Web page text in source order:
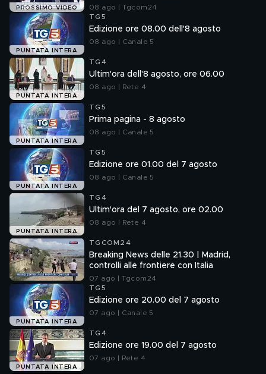
PROSSIMO VIDEO 08 ago | Tgcom24
PUNTATA INTERA
TG5
Edizione ore 08.00 dell'8 agosto
08 ago | Canale 5
PUNTATA INTERA
TG4
Ultim'ora dell'8 agosto, ore 06.00
08 ago | Rete 4
PUNTATA INTERA
TG5
Prima pagina - 8 agosto
08 ago | Canale 5
PUNTATA INTERA
TG5
Edizione ore 01.00 del 7 agosto
08 ago | Canale 5
PUNTATA INTERA
TG4
Ultim'ora del 7 agosto, ore 02.00
08 ago | Rete 4
TGCOM24
Breaking News delle 21.30 | Madrid,
controlli alle frontiere con Italia
07 ago | Tgcom24
PUNTATA INTERA
TG5
Edizione ore 20.00 del 7 agosto
07 ago | Canale 5
PUNTATA INTERA
TG4
Edizione ore 19.00 del 7 agosto
07 ago | Rete 4